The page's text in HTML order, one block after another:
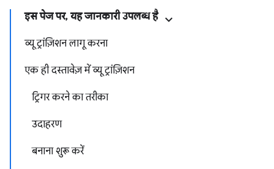
इस पेज पर, यह जानकारी उपलब्ध है
व्यू ट्रांज़िशन लागू करना
एक ही दस्तावेज़ में व्यू ट्रांज़िशन
ट्रिगर करने का तरीका
उदाहरण
बनाना शुरू करें